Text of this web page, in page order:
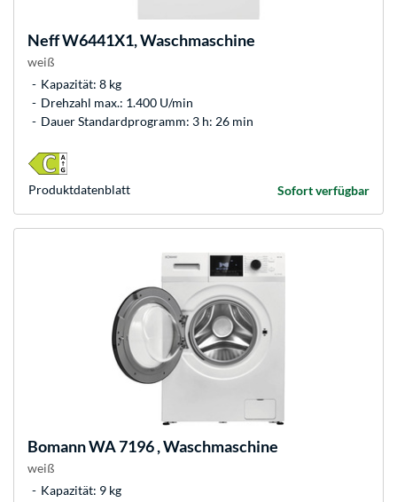
NeffW6441X1, Waschmaschine
weiß
Kapazität: 8 kg
Drehzahl max.: 1.400 U/min
Dauer Standardprogramm: 3 h: 26 min
Sofort verfügbar
Produkt­datenblatt
BomannWA 7196 , Waschmaschine
weiß
Kapazität: 9 kg